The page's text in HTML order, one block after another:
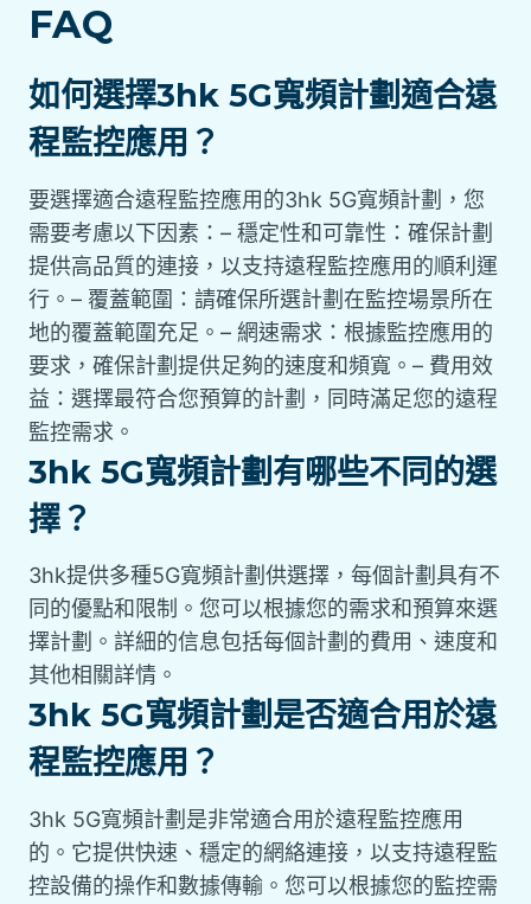
FAQ
如何選擇3hk 5G寬頻計劃適合遠
程監控應用？
要選擇適合遠程監控應用的3hk 5G寬頻計劃，您
需要考慮以下因素：– 穩定性和可靠性：確保計劃
提供高品質的連接，以支持遠程監控應用的順利運
行。– 覆蓋範圍：請確保所選計劃在監控場景所在
地的覆蓋範圍充足。– 網速需求：根據監控應用的
要求，確保計劃提供足夠的速度和頻寬。– 費用效
益：選擇最符合您預算的計劃，同時滿足您的遠程
監控需求。
3hk 5G寬頻計劃有哪些不同的選
擇？
3hk提供多種5G寬頻計劃供選擇，每個計劃具有不
同的優點和限制。您可以根據您的需求和預算來選
擇計劃。詳細的信息包括每個計劃的費用、速度和
其他相關詳情。
3hk 5G寬頻計劃是否適合用於遠
程監控應用？
3hk 5G寬頻計劃是非常適合用於遠程監控應用
的。它提供快速、穩定的網絡連接，以支持遠程監
控設備的操作和數據傳輸。您可以根據您的監控需